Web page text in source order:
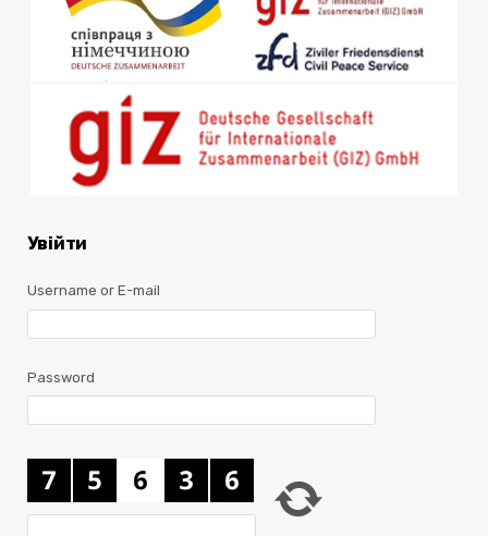
Увійти
Username or E-mail
Password